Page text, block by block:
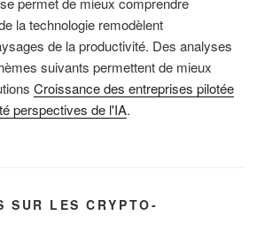
la technologie remodèlent
de la productivité. Des analyses
suivants permettent de mieux
Croissance des entreprises pilotée
perspectives de l'IA.
SUR LES CRYPTO-